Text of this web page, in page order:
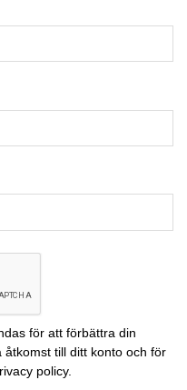
för att förbättra din
till ditt konto och för
policy.